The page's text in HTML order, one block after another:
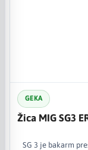
GEKA
Žica MIG SG3
SG 3 je bakarm